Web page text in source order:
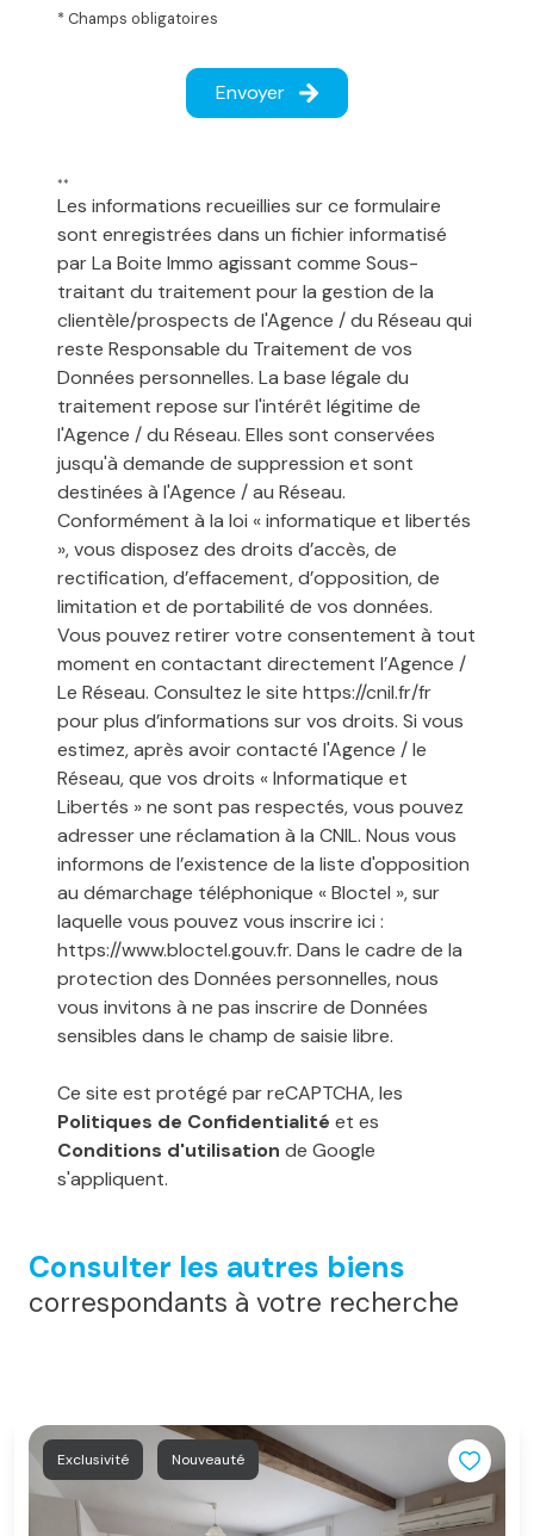
* Champs obligatoires
Envoyer
**
Les informations recueillies sur ce formulaire
sont enregistrées dans un fichier informatisé
par La Boite Immo agissant comme Sous-
traitant du traitement pour la gestion de la
clientèle/prospects de l'Agence / du Réseau qui
reste Responsable du Traitement de vos
Données personnelles. La base légale du
traitement repose sur l'intérêt légitime de
l'Agence / du Réseau. Elles sont conservées
jusqu'à demande de suppression et sont
destinées à l'Agence / au Réseau.
Conformément à la loi « informatique et libertés
», vous disposez des droits d’accès, de
rectification, d’effacement, d’opposition, de
limitation et de portabilité de vos données.
Vous pouvez retirer votre consentement à tout
moment en contactant directement l’Agence /
Le Réseau. Consultez le site https://cnil.fr/fr
pour plus d’informations sur vos droits. Si vous
estimez, après avoir contacté l'Agence / le
Réseau, que vos droits « Informatique et
Libertés » ne sont pas respectés, vous pouvez
adresser une réclamation à la CNIL. Nous vous
informons de l’existence de la liste d'opposition
au démarchage téléphonique « Bloctel », sur
laquelle vous pouvez vous inscrire ici :
https://www.bloctel.gouv.fr. Dans le cadre de la
protection des Données personnelles, nous
vous invitons à ne pas inscrire de Données
sensibles dans le champ de saisie libre.
Ce site est protégé par reCAPTCHA, les
Politiques de Confidentialité et es
Conditions d'utilisation de Google
s'appliquent.
Consulter les autres biens
correspondants à votre recherche
Exclusivité Nouveauté